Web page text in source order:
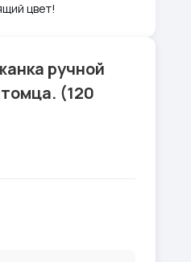
цвет!
ручной
(120